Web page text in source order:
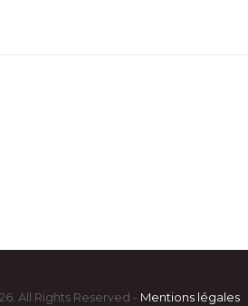
All Rights Reserved - Mentions légales